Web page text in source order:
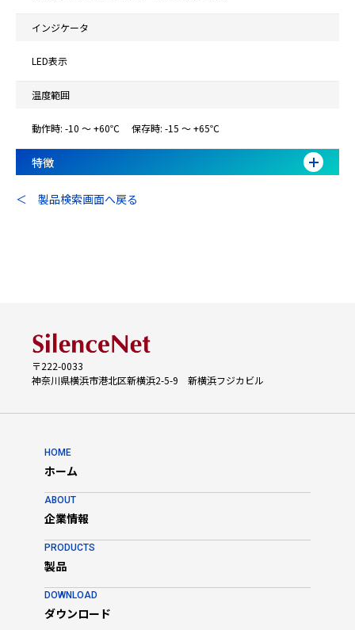
インジケータ
LED表示
温度範囲
動作時: -10 ～ +60℃ 保存時: -15 ～ +65℃
特徴
＜ 製品検索画面へ戻る
〒222-0033
神奈川県横浜市港北区新横浜2-5-9 新横浜フジカビル
HOME
ホーム
ABOUT
企業情報
PRODUCTS
製品
DOWNLOAD
ダウンロード